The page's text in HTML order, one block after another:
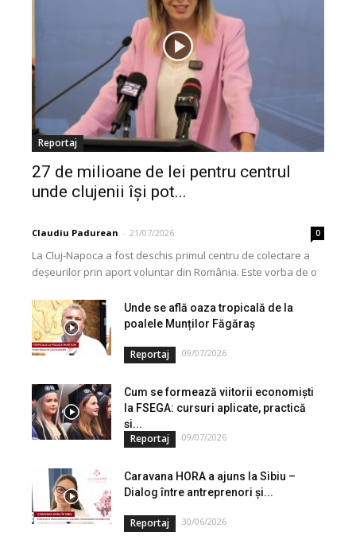
Reportaj
27 de milioane de lei pentru centrul
unde clujenii își pot...
Claudiu Padurean - 21/07/2026 0
La Cluj-Napoca a fost deschis primul centru de colectare a
deșeurilor prin aport voluntar din România. Este vorba de o
Unde se află oaza tropicală de la
poalele Munților Făgăraș
Reportaj 09/07/2026
Cum se formează viitorii economiști
la FSEGA: cursuri aplicate, practică
și...
Reportaj 09/07/2026
Caravana HORA a ajuns la Sibiu –
Dialog între antreprenori și...
Reportaj 30/06/2026